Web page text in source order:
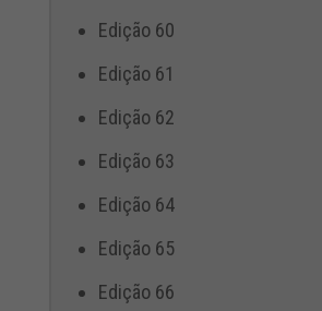
Edição 60
Edição 61
Edição 62
Edição 63
Edição 64
Edição 65
Edição 66